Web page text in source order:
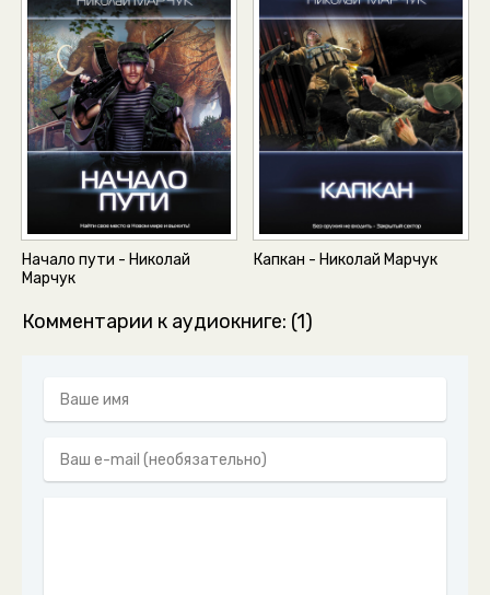
Начало пути - Николай
Марчук
Капкан - Николай Марчук
Комментарии к аудиокниге: (1)